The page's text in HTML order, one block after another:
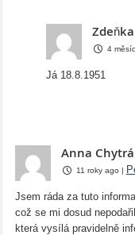
Zdeňka
4
Já 18.8.1951
Anna Chytrá
11 roky ago |
Jsem ráda za tuto
což se mi dosud
která vysílá pravidelně